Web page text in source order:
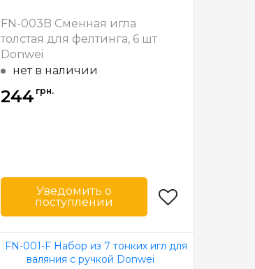
FN-003B Сменная игла
толстая для фелтинга, 6 шт
Donwei
нет в наличии
244 грн.
Уведомить о
поступлении
Бренд
Donwei
Страна-
производитель
Тайвань